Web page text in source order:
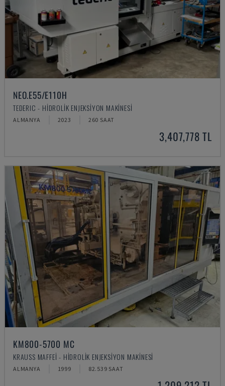
NEO.E55/E110H
TEDERIC - HIDROLIK ENJEKSIYON MAKINESI
ALMANYA 2023 260 SAAT
3,407,778 TL
KM800-5700 MC
KRAUSS MAFFEI - HIDROLIK ENJEKSIYON MAKINESI
ALMANYA 1999 82.539 SAAT